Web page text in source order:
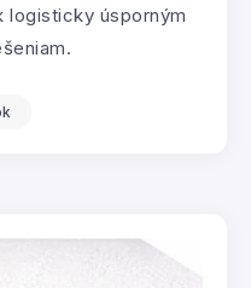
logisticky úsporným